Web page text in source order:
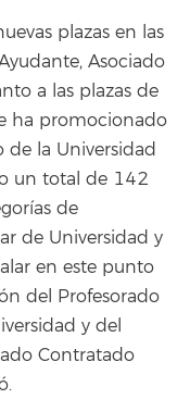
plazas en las
Asociado
a las plazas de
ha promocionado
la Universidad
un total de 142
de
de Universidad y
en este punto
del Profesorado
y del
Contratado